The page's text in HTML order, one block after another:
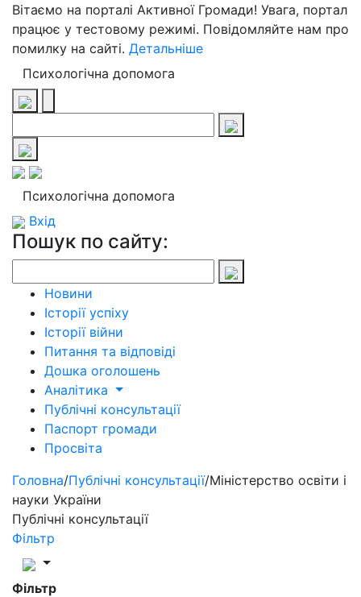
Вітаємо на порталі Активної Громади! Увага, портал
працює у тестовому режимі. Повідомляйте нам про
помилку на сайті. Детальніше
Психологічна допомога
Психологічна допомога
Вхід
Пошук по сайту:
Новини
Історії успіху
Історії війни
Питання та відповіді
Дошка оголошень
Аналітика
Публічні консультації
Паспорт громади
Просвіта
Головна/Публічні консультації/Міністерство освіти і
науки України
Публічні консультації
Фільтр
Фільтр